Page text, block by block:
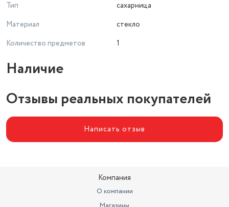
Тип
сахарница
Материал
стекло
Количество предметов
1
Наличие
Отзывы реальных покупателей
Написать отзыв
Компания
О компании